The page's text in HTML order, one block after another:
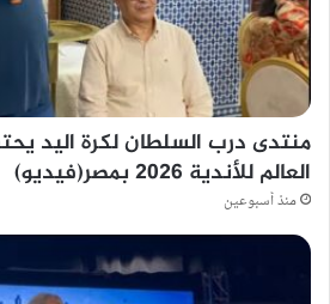
منتدى درب السلطان لكرة اليد
العالم للأندية 2026 بمصر(فيديو)
منذ أسبوعين